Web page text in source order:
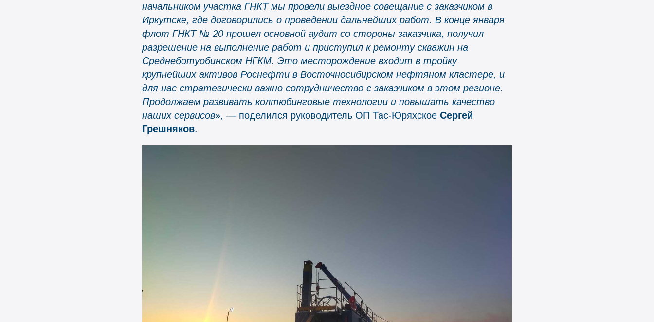
начальником участка ГНКТ мы провели выездное совещание с заказчиком в
Иркутске, где договорились о проведении дальнейших работ. В конце января
флот ГНКТ № 20 прошел основной аудит со стороны заказчика, получил
разрешение на выполнение работ и приступил к ремонту скважин на
Среднеботуобинском НГКМ. Это месторождение входит в тройку
крупнейших активов Роснефти в Восточносибирском нефтяном кластере, и
для нас стратегически важно сотрудничество с заказчиком в этом регионе.
Продолжаем развивать колтюбинговые технологии и повышать качество
наших сервисов», — поделился руководитель ОП Тас-Юряхское Сергей
Грешняков.